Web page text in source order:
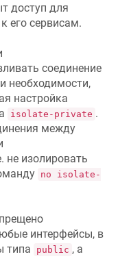
доступ для
его сервисам.
соединение
необходимости,
настройка
isolate-private .
между
не изолировать
no isolate-
интерфейсы, в
типа
public , а